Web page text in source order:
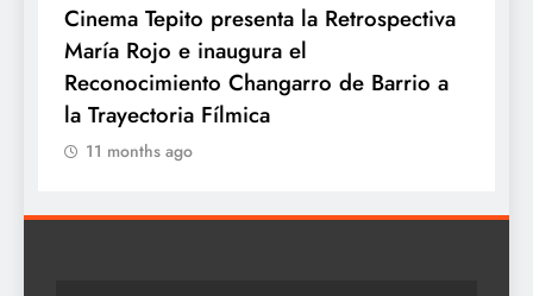
Cinema Tepito presenta la Retrospectiva
María Rojo e inaugura el
Reconocimiento Changarro de Barrio a
la Trayectoria Fílmica
11 months ago